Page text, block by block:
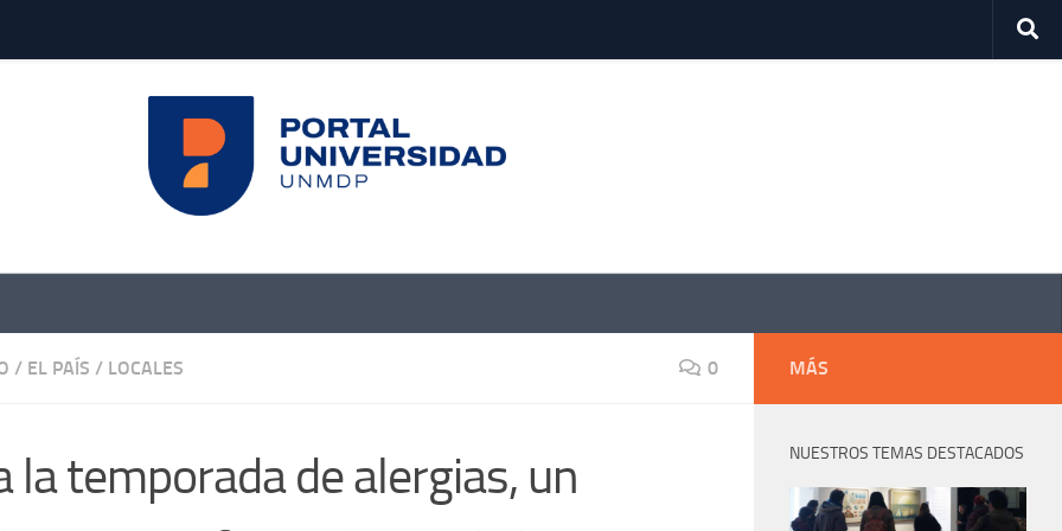
/ EL PAÍS / LOCALES 0
la temporada de alergias, un
MÁS
NUESTROS TEMAS DESTACADOS